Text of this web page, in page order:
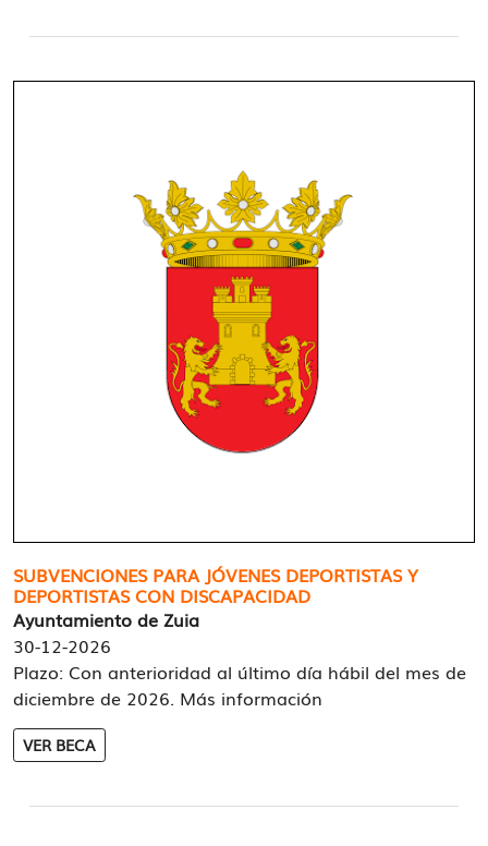
SUBVENCIONES PARA JÓVENES DEPORTISTAS Y
DEPORTISTAS CON DISCAPACIDAD
Ayuntamiento de Zuia
30-12-2026
Plazo: Con anterioridad al último día hábil del mes de
diciembre de 2026. Más información
VER BECA